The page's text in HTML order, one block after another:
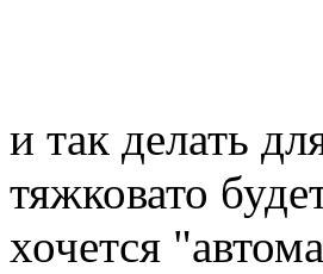
и так делать
тяжковато
хочется